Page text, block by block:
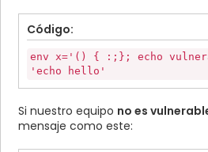
Código:
env x='() { :;}; echo
'echo hello'
Si nuestro equipo no es
mensaje como este: